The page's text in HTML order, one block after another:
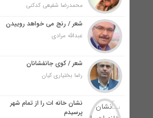
محمدرضا شفیعی کدکنی
شعر / رنج می خواهد روییدن
عبدالله مرادی
شعر / کوی جانفشانان
رضا بختیاری کیان
نشان خانه ات را از تمام شهر
پرسیدم